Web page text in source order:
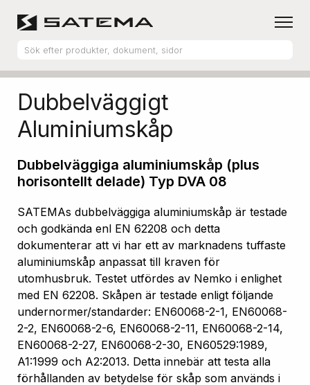
Produktsortiment Aluminiumskåp
Dubbelväggigt
Aluminiumskåp
Dubbelväggiga aluminiumskåp (plus
horisontellt delade) Typ DVA 08
SATEMAs dubbelväggiga aluminiumskåp är testade
och godkända enl EN 62208 och detta
dokumenterar att vi har ett av marknadens tuffaste
aluminiumskåp anpassat till kraven för
utomhusbruk. Testet utfördes av Nemko i enlighet
med EN 62208. Skåpen är testade enligt följande
undernormer/standarder: EN60068-2-1, EN60068-
2-2, EN60068-2-6, EN60068-2-11, EN60068-2-14,
EN60068-2-27, EN60068-2-30, EN60529:1989,
A1:1999 och A2:2013. Detta innebär att testa alla
förhållanden av betydelse för skåp som används i